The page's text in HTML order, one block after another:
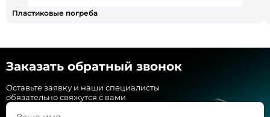
Пластиковые погреба
Заказать обратный звонок
Оставьте заявку и наши специалисты
обязательно свяжутся с вами